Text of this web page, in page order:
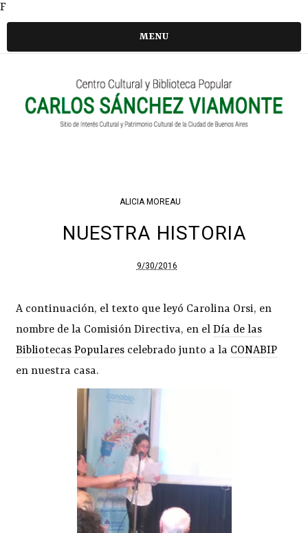
F
MENU
ALICIA MOREAU
NUESTRA HISTORIA
9/30/2016
A continuación, el texto que leyó Carolina Orsi, en
nombre de la Comisión Directiva, en elDía de las
Bibliotecas Populares celebrado junto a la CONABIP
en nuestra casa.